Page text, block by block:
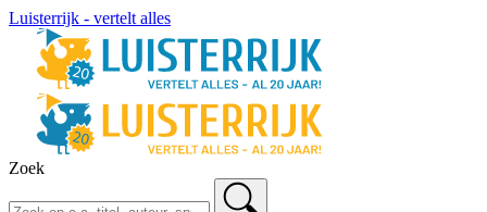
Luisterrijk - vertelt alles
Zoek